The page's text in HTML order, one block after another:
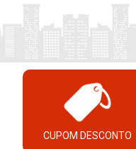
CUPOM DESCONTO